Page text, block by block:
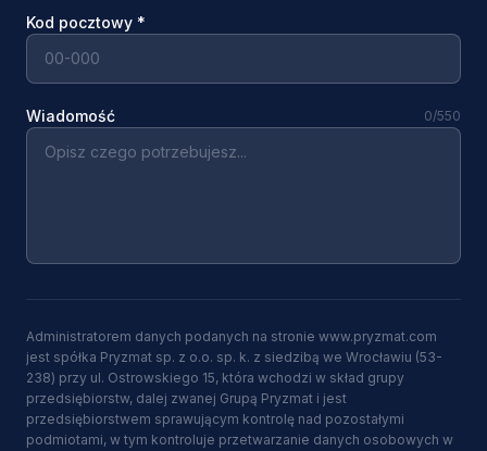
Kod pocztowy *
Wiadomość 0/550
Administratorem danych podanych na stronie www.pryzmat.com
jest spółka Pryzmat sp. z o.o. sp. k. z siedzibą we Wrocławiu (53-
238) przy ul. Ostrowskiego 15, która wchodzi w skład grupy
przedsiębiorstw, dalej zwanej Grupą Pryzmat i jest
przedsiębiorstwem sprawującym kontrolę nad pozostałymi
podmiotami, w tym kontroluje przetwarzanie danych osobowych w